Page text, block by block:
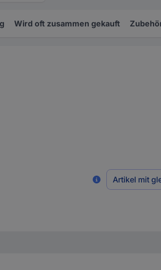
Wird oft zusammen gekauft
Artikel mit